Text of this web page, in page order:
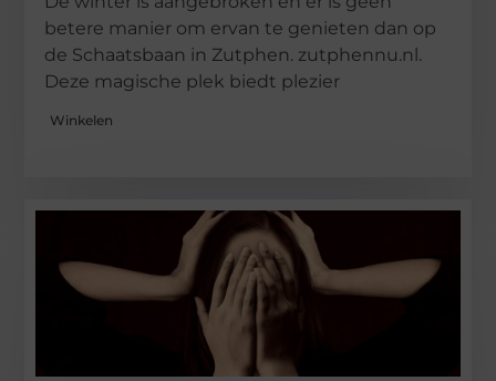
betere manier om ervan te genieten dan op
de Schaatsbaan in Zutphen. zutphennu.nl.
Deze magische plek biedt plezier
Winkelen